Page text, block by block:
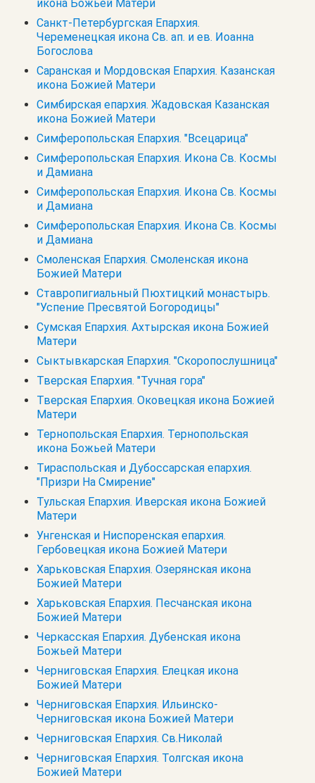
икона Божьей Матери
Санкт-Петербургская Епархия.
Череменецкая икона Св. ап. и ев. Иоанна
Богослова
Саранская и Мордовская Епархия. Казанская
икона Божией Матери
Симбирская епархия. Жадовская Казанская
икона Божией Матери
Симферопольская Епархия. "Всецарица"
Симферопольская Епархия. Икона Св. Космы
и Дамиана
Симферопольская Епархия. Икона Св. Космы
и Дамиана
Симферопольская Епархия. Икона Св. Космы
и Дамиана
Смоленская Епархия. Смоленская икона
Божией Матери
Ставропигиальный Пюхтицкий монастырь.
"Успение Пресвятой Богородицы"
Сумская Епархия. Ахтырская икона Божией
Матери
Сыктывкарская Епархия. "Скоропослушница"
Тверская Епархия. "Тучная гора"
Тверская Епархия. Оковецкая икона Божией
Матери
Тернопольская Епархия. Тернопольская
икона Божьей Матери
Тираспольская и Дубоссарская епархия.
"Призри На Смирение"
Тульская Епархия. Иверская икона Божией
Матери
Унгенская и Ниспоренская епархия.
Гербовецкая икона Божией Матери
Харьковская Епархия. Озерянская икона
Божией Матери
Харьковская Епархия. Песчанская икона
Божией Матери
Черкасская Епархия. Дубенская икона
Божьей Матери
Черниговская Епархия. Елецкая икона
Божией Матери
Черниговская Епархия. Ильинско-
Черниговская икона Божией Матери
Черниговская Епархия. Св.Николай
Черниговская Епархия. Толгская икона
Божией Матери